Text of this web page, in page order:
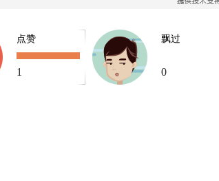
点赞
1
飘过
0